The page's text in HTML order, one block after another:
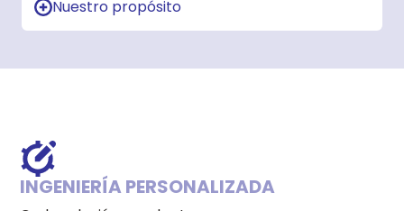
Nuestro propósito
INGENIERÍA PERSONALIZADA